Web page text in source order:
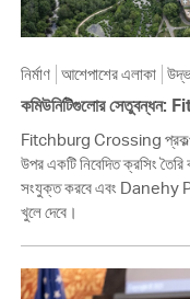
নির্মাণ আশেপাশের এলাকা
কমিউনিটিগুলোর
Fitchburg Crossing
উপর একটি নিবেদিত ক্রসিং
সংযুক্ত করবে এবং Danehy
খুলে দেবে।